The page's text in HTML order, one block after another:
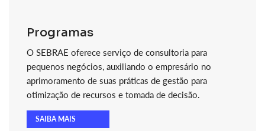
Programas
O SEBRAE oferece serviço de consultoria para
pequenos negócios, auxiliando o empresário no
aprimoramento de suas práticas de gestão para
otimização de recursos e tomada de decisão.
SAIBA MAIS